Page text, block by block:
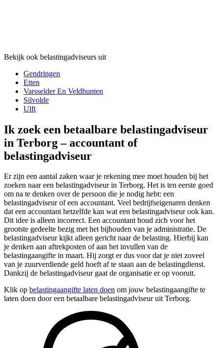
Bekijk ook belastingadviseurs uit
Gendringen
Etten
Varsselder En Veldhunten
Silvolde
Ulft
Ik zoek een betaalbare belastingadviseur
in Terborg – accountant of
belastingadviseur
Er zijn een aantal zaken waar je rekening mee moet houden bij het
zoeken naar een belastingadviseur in Terborg. Het is ten eerste goed
om na te denken over de persoon die je nodig hebt: een
belastingadviseur of een accountant. Veel bedrijfseigenaren denken
dat een accountant hetzelfde kan wat een belastingadviseur ook kan.
Dit idee is alleen incorrect. Een accountant houd zich voor het
grootste gedeelte bezig met het bijhouden van je administratie. De
belastingadviseur kijkt alleen gericht naar de belasting. Hierbij kan
je denken aan aftrekposten of aan het invullen van de
belastingaangifte in maart. Hij zorgt er dus voor dat je niet zoveel
van je zuurverdiende geld hoeft af te staan aan de belastingdienst.
Dankzij de belastingadviseur gaat de organisatie er op vooruit.
Klik op belastingaangifte laten doen om jouw belastingaangifte te
laten doen door een betaalbare belastingadviseur uit Terborg.